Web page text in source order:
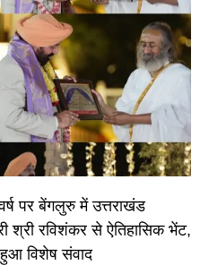
पर बेंगलुरु में उत्तराखंड
श्री रविशंकर से ऐतिहासिक भेंट,
हुआ विशेष संवाद